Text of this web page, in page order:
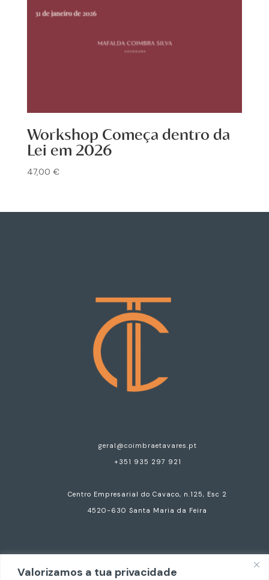
Valorizamos a tua privacidade
Workshop Começa dentro da
Lei em 2026
47,00 €
geral@coimbraetavares.pt
+351 935 297 921
Centro Empresarial do Cavaco, n.125, Esc 2
4520-630 Santa Maria da Feira
Copyright © 2026 Coimbra e Tavares Advogados.